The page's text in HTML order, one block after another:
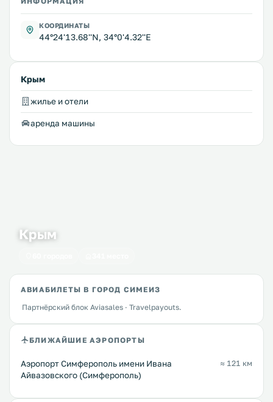
КООРДИНАТЫ
44°24'13.68''N, 34°0'4.32''E
Крым
жилье и отели
аренда машины
Крым
АВИАБИЛЕТЫ В ГОРОД СИМЕИЗ
Партнёрский блок Aviasales · Travelpayouts.
БЛИЖАЙШИЕ АЭРОПОРТЫ
Аэропорт Симферополь имени Ивана
Айвазовского (Симферополь)
≈ 121 км